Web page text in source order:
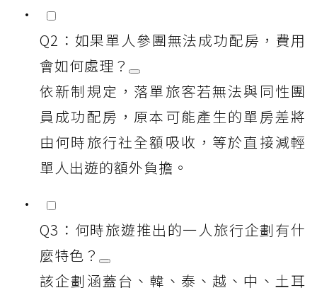
Q2：如果單人參團無法成功配房，費用
會如何處理？
依新制規定，落單旅客若無法與同性團
員成功配房，原本可能產生的單房差將
由何時旅行社全額吸收，等於直接減輕
單人出遊的額外負擔。
Q3：何時旅遊推出的一人旅行企劃有什
麼特色？
該企劃涵蓋台、韓、泰、越、中、土耳